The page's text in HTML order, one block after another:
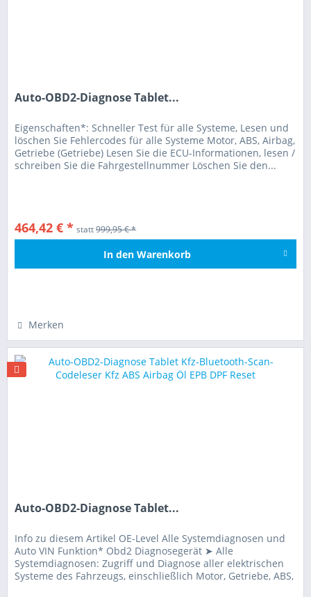
Auto-OBD2-Diagnose Tablet...
Eigenschaften*: Schneller Test für alle Systeme, Lesen und
löschen Sie Fehlercodes für alle Systeme Motor, ABS, Airbag,
Getriebe (Getriebe) Lesen Sie die ECU-Informationen, lesen /
schreiben Sie die Fahrgestellnummer Löschen Sie den...
464,42 € * statt999,95 € *
In den Warenkorb
Merken
Auto-OBD2-Diagnose Tablet...
Info zu diesem Artikel OE-Level Alle Systemdiagnosen und
Auto VIN Funktion* Obd2 Diagnosegerät ➤ Alle
Systemdiagnosen: Zugriff und Diagnose aller elektrischen
Systeme des Fahrzeugs, einschließlich Motor, Getriebe, ABS,